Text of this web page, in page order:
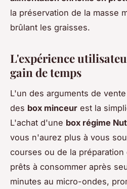
la préservation de la masse
brûlant les graisses.
L'expérience
gain de temps
L'un des arguments de
des box minceur est la
L'achat d'une box régime
vous n'aurez plus à vous
courses ou de la préparation
prêts à consommer après
minutes au micro-ondes,